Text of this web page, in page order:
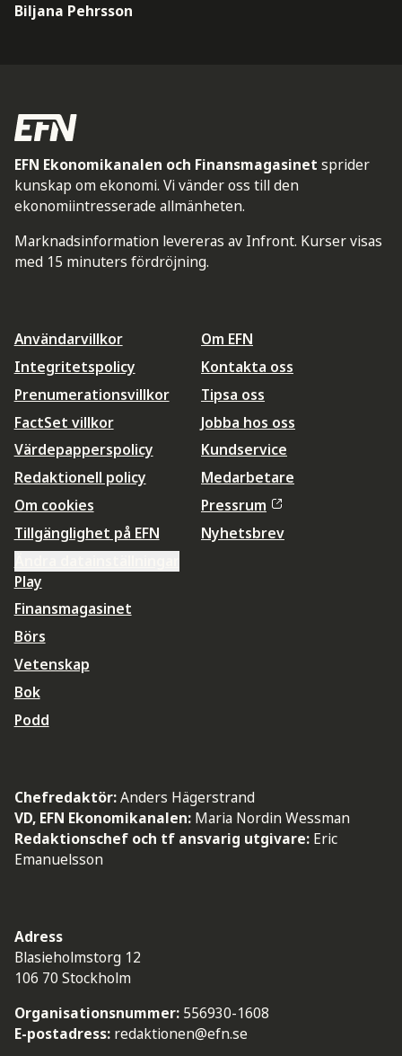
Biljana Pehrsson
EFN Ekonomikanalen och Finansmagasinet sprider
kunskap om ekonomi. Vi vänder oss till den
ekonomiintresserade allmänheten.
Marknadsinformation levereras av Infront. Kurser visas
med 15 minuters fördröjning.
Användarvillkor
Integritetspolicy
Prenumerationsvillkor
FactSet villkor
Värdepapperspolicy
Redaktionell policy
Om cookies
Tillgänglighet på EFN
Om EFN
Kontakta oss
Tipsa oss
Jobba hos oss
Kundservice
Medarbetare
Pressrum
Nyhetsbrev
Play
Finansmagasinet
Börs
Vetenskap
Bok
Podd
Chefredaktör:Anders Hägerstrand
VD, EFN Ekonomikanalen: Maria Nordin Wessman
Redaktionschef och tf ansvarig utgivare: Eric
Emanuelsson
Adress
Blasieholmstorg 12
106 70 Stockholm
Organisationsnummer: 556930-1608
E-postadress: redaktionen@efn.se